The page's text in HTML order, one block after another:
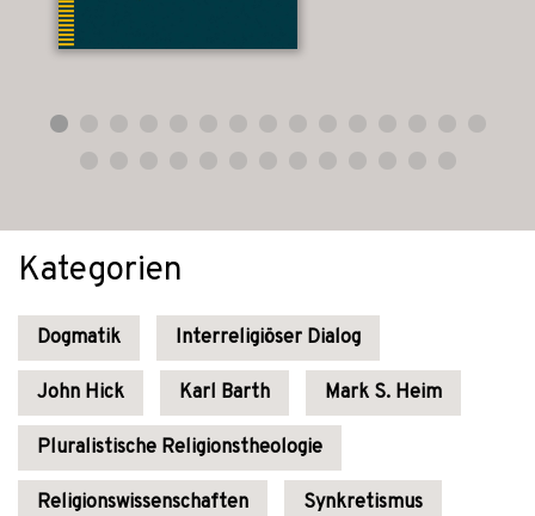
Kategorien
Dogmatik Interreligiöser Dialog
John Hick Karl Barth Mark S. Heim
Pluralistische Religionstheologie
Religionswissenschaften Synkretismus